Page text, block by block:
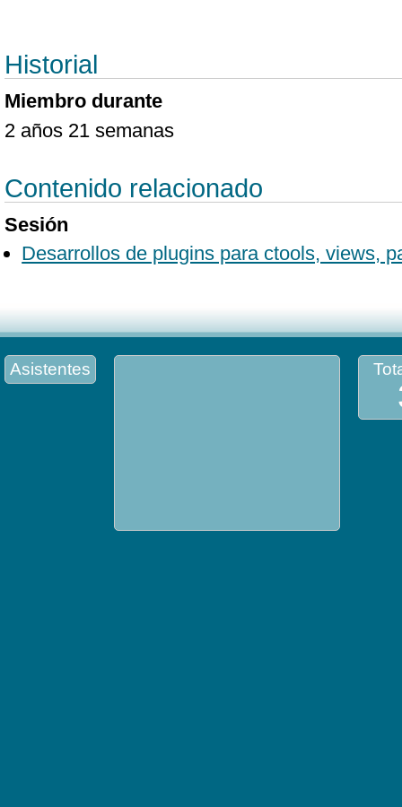
Historial
Miembro durante
2 años 21 semanas
Contenido relacionado
Sesión
Desarrollos de plugins para ctools, views,
Asistentes